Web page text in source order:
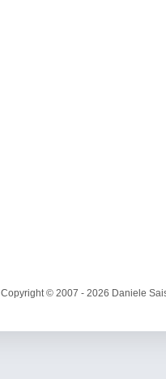
Copyright © 2007 - 2026 Daniele